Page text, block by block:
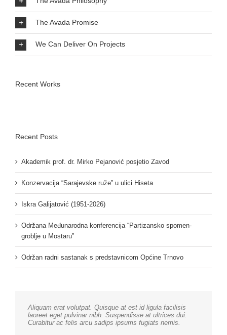
The Avada Promise
We Can Deliver On Projects
Recent Works
Recent Posts
Akademik prof. dr. Mirko Pejanović posjetio Zavod
Konzervacija “Sarajevske ruže” u ulici Hiseta
Iskra Galijatović (1951-2026)
Održana Međunarodna konferencija “Partizansko spomen-
groblje u Mostaru”
Održan radni sastanak s predstavnicom Općine Trnovo
Aliquam erat volutpat. Quisque at est id ligula facilisis
laoreet eget pulvinar nibh. Suspendisse at ultrices dui.
Curabitur ac felis arcu sadips ipsums fugiats nemis.